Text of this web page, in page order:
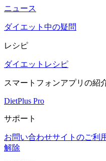
ニュース
ダイエット中の疑問
レシピ
ダイエットレシピ
スマートフォンアプリの紹
DietPlus Pro
サポート
お問い合わせサイトのご利
解除